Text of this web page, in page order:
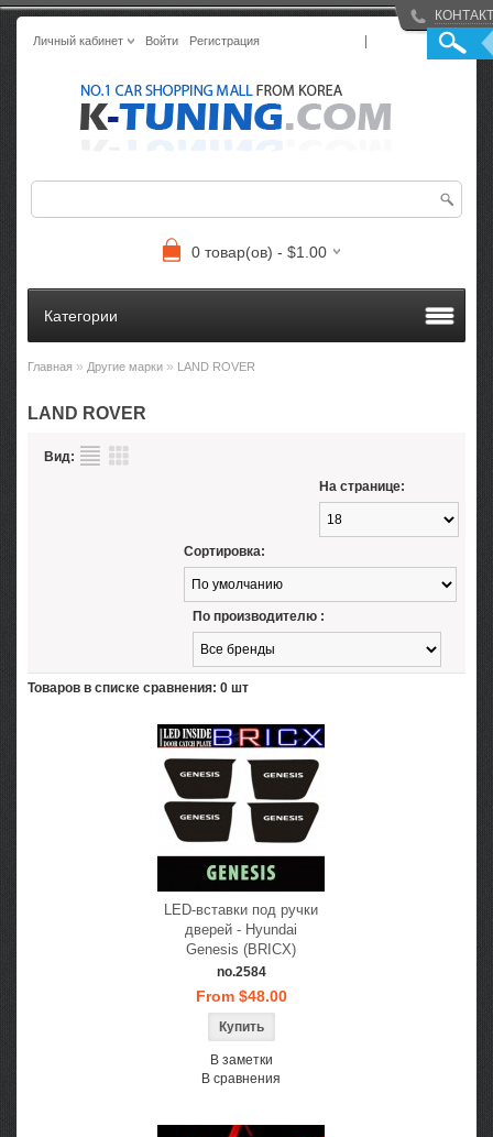
Личный кабинет Войти Регистрация
0 товар(ов) - $1.00
Категории
Главная » Другие марки » LAND ROVER
LAND ROVER
Вид:
На странице:
Сортировка:
По производителю :
Товаров в списке сравнения: 0 шт
LED-вставки под ручки
дверей - Hyundai
Genesis (BRICX)
no.2584
From $48.00
В заметки
В сравнения